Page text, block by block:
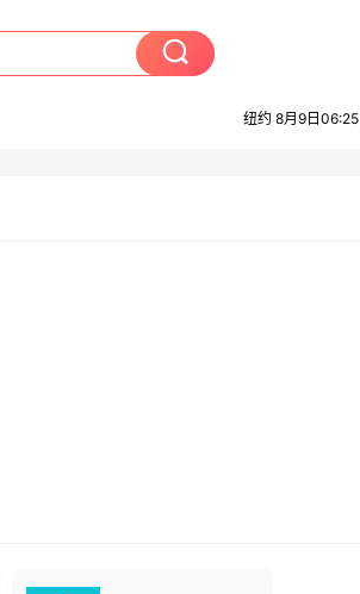
纽约 8月9日06:25